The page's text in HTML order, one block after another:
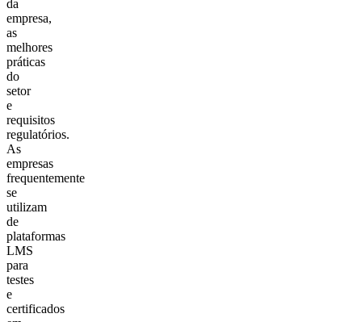
da
empresa,
as
melhores
práticas
do
setor
e
requisitos
regulatórios.
As
empresas
frequentemente
se
utilizam
de
plataformas
LMS
para
testes
e
certificados